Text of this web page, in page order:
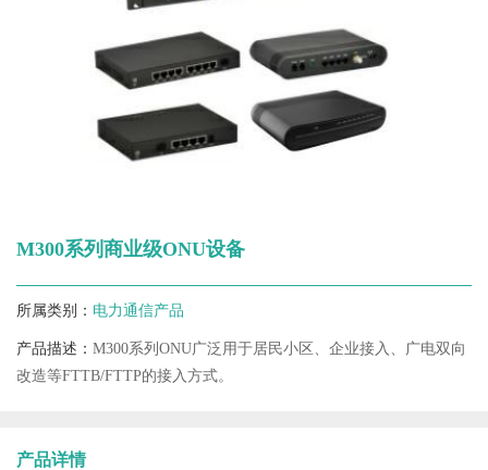
M300系列商业级ONU设备
所属类别： 电力通信产品
产品描述： M300系列ONU广泛用于居民小区、企业接入、广电双向
改造等FTTB/FTTP的接入方式。
产品详情